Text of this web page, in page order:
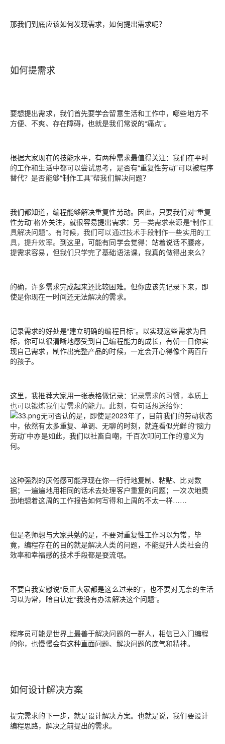
那我们到底应该如何发现需求，如何提出需求呢？
如何提需求
要想提出需求，我们首先要学会留意生活和工作中，哪些地方不
方便、不爽、存在障碍，也就是我们常说的“痛点”。
根据大家现在的技能水平，有两种需求最值得关注：我们在平时
的工作和生活中都可以尝试思考，是否有“重复性劳动”可以被程序
替代？是否能够“制作工具”帮我们解决问题？
我们都知道，编程能够解决重复性劳动。因此，只要我们对“重复
性劳动”格外关注，就很容易提出需求： 另一类需求来源是“制作工
具解决问题”。有时候，我们可以通过技术手段制作一些实用的工
具，提升效率。 到这里，可能有同学会觉得：站着说话不腰疼，
提需求容易，但我们只学完了基础语法课，我真的做得出来么？
的确，许多需求完成起来还比较困难。但你应该先记录下来，即
使是你现在一时间还无法解决的需求。
记录需求的好处是“建立明确的编程目标”。以实现这些需求为目
标，你可以很清晰地感受到自己编程能力的成长，有朝一日你实
现自己需求，制作出完整产品的时候，一定会开心得像个两百斤
的孩子。
这里，我推荐大家用一张表格做记录： 记录需求的习惯，本质上
也可以锻炼我们提需求的能力。此刻，有句话想送给你：
无可否认的是，即使是2023年了，目前我们的劳动状态
中，依然有太多重复、单调、无聊的时刻，就连看似光鲜的“脑力
劳动”中亦是如此，我们以社畜自嘲，千百次叩问工作的意义为
何。
这种强烈的厌倦感可能浮现在你一行行地复制、粘贴、比对数
据；一遍遍地用相同的话术去处理客户重复的问题；一次次地费
劲地想着这周的工作报告如何写得和上周的不太一样……
但是老师想与大家共勉的是，不要对重复性工作习以为常，毕
竟，编程存在的目的就是解决人类的问题，不能提升人类社会的
效率和幸福感的技术手段都是耍流氓。
不要自我安慰说“反正大家都是这么过来的”，也不要对无奈的生活
习以为常，暗自认定“我没有办法解决这个问题”。
程序员可能是世界上最善于解决问题的一群人，相信已入门编程
的你，也慢慢会有这种直面问题、解决问题的底气和精神。
如何设计解决方案
提完需求的下一步，就是设计解决方案。也就是说，我们要设计
编程思路，解决之前提出的需求。